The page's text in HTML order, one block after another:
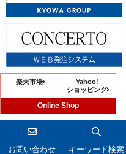
Online Shop
楽天市場
Yahoo!
ショッピング
お問い合わせ キーワード検索